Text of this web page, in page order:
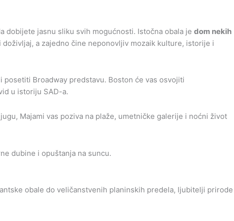
dobijete jasnu sliku svih mogućnosti. Istočna obala je dom nekih
a zajedno čine neponovljiv mozaik kulture, istorije i
Broadway predstavu. Boston će vas osvojiti
u istoriju SAD-a.
Majami vas poziva na plaže, umetničke galerije i noćni život
dubine i opuštanja na suncu.
obale do veličanstvenih planinskih predela, ljubitelji prirode